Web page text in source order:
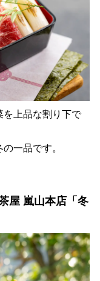
を上品な割り下で
一品です。
屋 嵐山本店「冬